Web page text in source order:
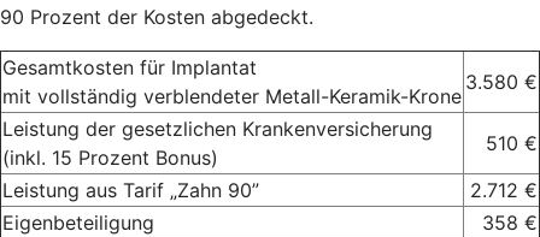
90 Prozent der Kosten abgedeckt.
Gesamtkosten für Implantat
mit vollständig verblendeter Metall-Keramik-Krone
3.580 €
Leistung der gesetzlichen Krankenversicherung
(inkl. 15 Prozent Bonus)
510 €
Leistung aus Tarif „Zahn 90”
2.712 €
Eigenbeteiligung
358 €